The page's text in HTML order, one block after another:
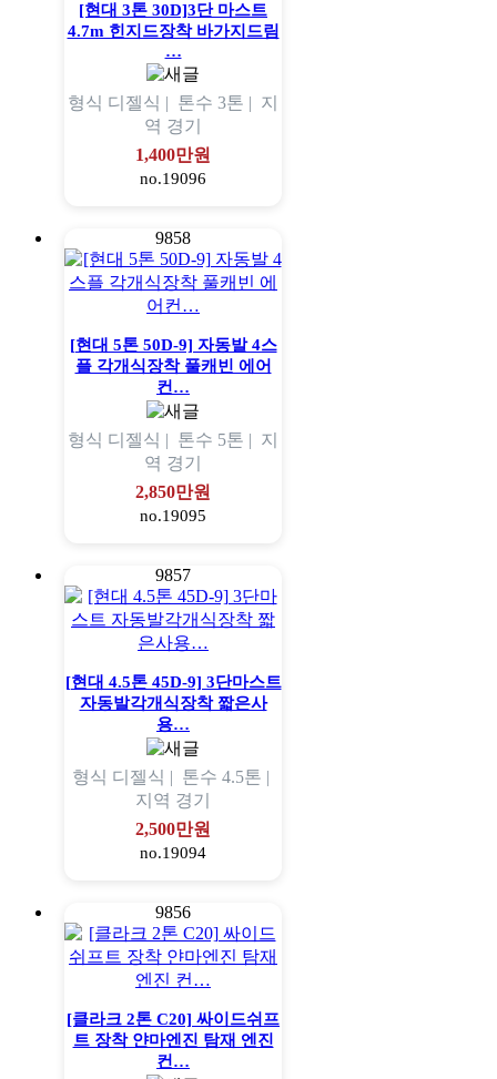
[현대 3톤 30D]3단 마스트
4.7m 힌지드장착 바가지드림
…
형식 디젤식 | 톤수 3톤 | 지
역 경기
1,400만원
no.19096
9858
[현대 5톤 50D-9] 자동발 4스
플 각개식장착 풀캐빈 에어
컨…
형식 디젤식 | 톤수 5톤 | 지
역 경기
2,850만원
no.19095
9857
[현대 4.5톤 45D-9] 3단마스트
자동발각개식장착 짧은사
용…
형식 디젤식 | 톤수 4.5톤 |
지역 경기
2,500만원
no.19094
9856
[클라크 2톤 C20] 싸이드쉬프
트 장착 얀마엔진 탐재 엔진
컨…